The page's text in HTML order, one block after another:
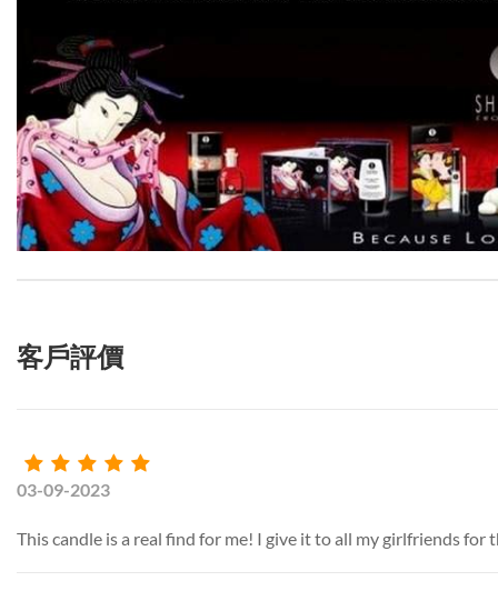
客戶評價
03-09-2023
This candle is a real find for me! I give it to all my girlfriends for